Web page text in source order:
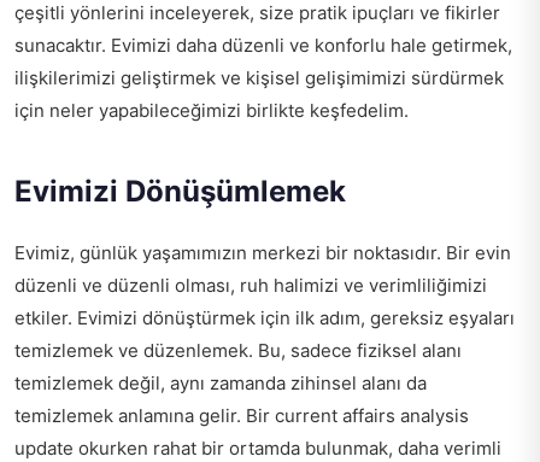
çeşitli yönlerini inceleyerek, size pratik ipuçları ve fikirler
sunacaktır. Evimizi daha düzenli ve konforlu hale getirmek,
ilişkilerimizi geliştirmek ve kişisel gelişimimizi sürdürmek
için neler yapabileceğimizi birlikte keşfedelim.
Evimizi Dönüşümlemek
Evimiz, günlük yaşamımızın merkezi bir noktasıdır. Bir evin
düzenli ve düzenli olması, ruh halimizi ve verimliliğimizi
etkiler. Evimizi dönüştürmek için ilk adım, gereksiz eşyaları
temizlemek ve düzenlemek. Bu, sadece fiziksel alanı
temizlemek değil, aynı zamanda zihinsel alanı da
temizlemek anlamına gelir. Bir current affairs analysis
update okurken rahat bir ortamda bulunmak, daha verimli